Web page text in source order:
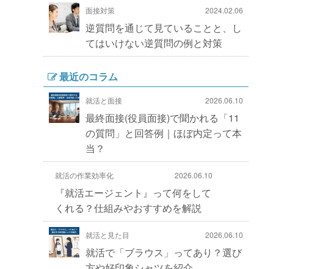
面接対策 2024.02.06
逆質問を通じて見ていることと、し
てはいけない逆質問の例と対策
最近のコラム
就活と面接 2026.06.10
最終面接(役員面接)で聞かれる「11
の質問」と回答例｜ほぼ内定って本
当？
就活の作業効率化 2026.06.10
『就活エージェント』って何をして
くれる？仕組みやおすすめを解説
就活と見た目 2026.06.10
就活で「ブラウス」ってあり？選び